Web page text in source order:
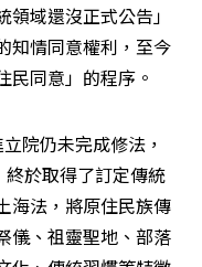
域還沒正式公告」
知情同意權利，至今
民同意」的程序。
院仍未完成修法，
於取得了訂定傳統
海法，將原住民族傳
儀、祖靈聖地、部落